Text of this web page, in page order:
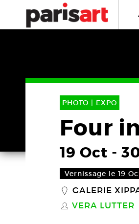
PHOTO | EXPO
Four
19 Oct -
Vernissage le 19
_ GALERIE
S VERA LUTTER